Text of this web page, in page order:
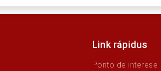
Link rápidus
Ponto de interese